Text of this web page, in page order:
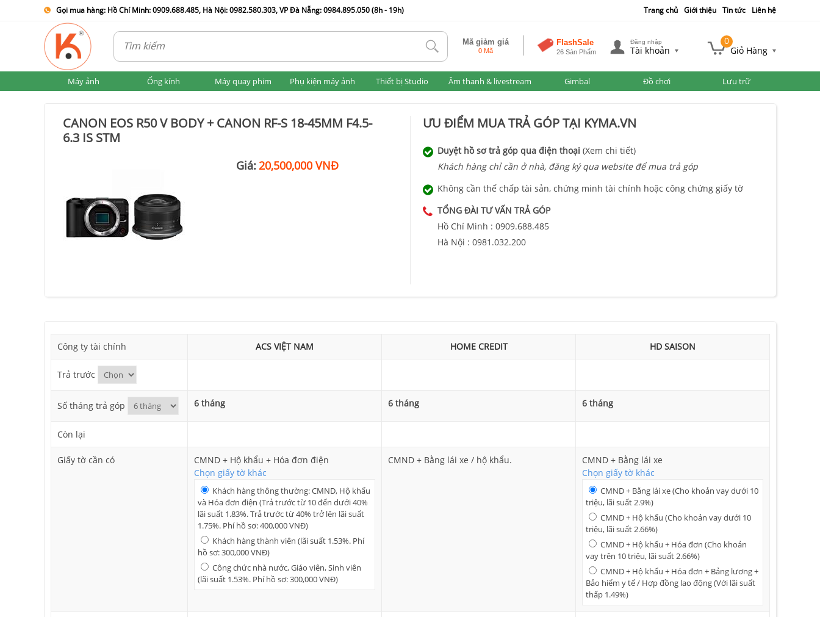
Gọi mua hàng: Hồ Chí Minh: 0909.688.485, Hà Nội: 0982.580.303, VP Đà Nẵng: 0984.895.050 (8h - 19h) Trang chủ Giới thiệu Tin tức Liên hệ
tlk Mã giảm giá
0 Mã
FlashSale
26 Sản Phẩm
Đăng nhập
Tài khoản
0
Giỏ Hàng
Máy ảnh Ống kính Máy quay phim Phụ kiện máy ảnh Thiết bị Studio Âm thanh & livestream Gimbal Đồ chơi Lưu trữ
CANON EOS R50 V BODY + CANON RF-S 18-45MM F4.5-
6.3 IS STM
Giá:20,500,000 VNĐ
ƯU ĐIỂM MUA TRẢ GÓP TẠI KYMA.VN
Duyệt hồ sơ trả góp qua điện thoại (Xem chi tiết)
Khách hàng chỉ cần ở nhà, đăng ký qua website để mua trả góp
Không cần thế chấp tài sản, chứng minh tài chính hoặc công chứng giấy tờ
TỔNG ĐÀI TƯ VẤN TRẢ GÓP
Hồ Chí Minh : 0909.688.485
Hà Nội : 0981.032.200
Công ty tài chính ACS VIỆT NAM HOME CREDIT HD SAISON
Trả trước
Số tháng trả góp 6 tháng 6 tháng 6 tháng
Còn lại
Giấy tờ cần có
CMND + Hộ khẩu + Hóa đơn điện
Chọn giấy tờ khác
Khách hàng thông thường: CMND, Hộ khẩu
và Hóa đơn điện (Trả trước từ 10 đến dưới 40%
lãi suất 1.83%. Trả trước từ 40% trở lên lãi suất
1.75%. Phí hồ sơ: 400,000 VNĐ)
Khách hàng thành viên (lãi suất 1.53%. Phí
hồ sơ: 300,000 VNĐ)
Công chức nhà nước, Giáo viên, Sinh viên
(lãi suất 1.53%. Phí hồ sơ: 300,000 VNĐ)
CMND + Bằng lái xe / hộ khẩu.
CMND + Bằng lái xe
Chọn giấy tờ khác
CMND + Bằng lái xe (Cho khoản vay dưới 10
triệu, lãi suất 2.9%)
CMND + Hộ khẩu (Cho khoản vay dưới 10
triệu, lãi suất 2.66%)
CMND + Hộ khẩu + Hóa đơn (Cho khoản
vay trên 10 triệu, lãi suất 2.66%)
CMND + Hộ khẩu + Hóa đơn + Bảng lương +
Bảo hiểm y tế / Hợp đồng lao động (Với lãi suất
thấp 1.49%)